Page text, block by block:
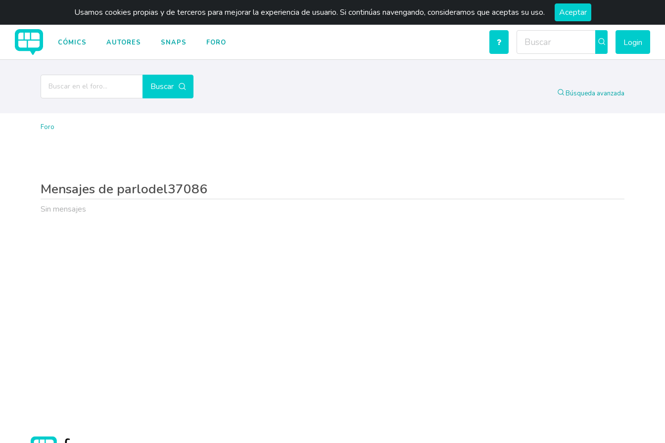
Usamos cookies propias y de terceros para mejorar la experiencia de usuario. Si continúas navengando, consideramos que aceptas su uso. Aceptar
CÓMICS AUTORES SNAPS FORO Login
Buscar
Búsqueda avanzada
Foro
Mensajes de parlodel37086
Sin mensajes